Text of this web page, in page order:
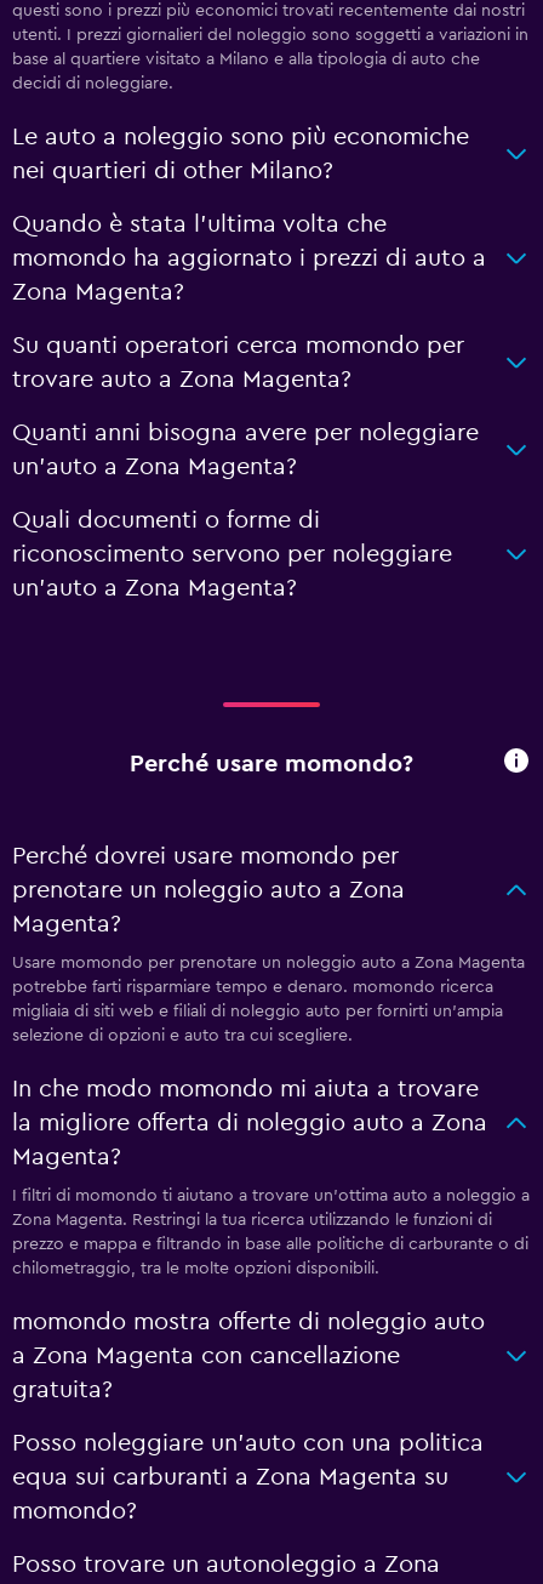
questi sono i prezzi più economici trovati recentemente dai nostri
utenti. I prezzi giornalieri del noleggio sono soggetti a variazioni in
base al quartiere visitato a Milano e alla tipologia di auto che
decidi di noleggiare.
Le auto a noleggio sono più economiche
nei quartieri di other Milano?
Quando è stata l'ultima volta che
momondo ha aggiornato i prezzi di auto a
Zona Magenta?
Su quanti operatori cerca momondo per
trovare auto a Zona Magenta?
Quanti anni bisogna avere per noleggiare
un'auto a Zona Magenta?
Quali documenti o forme di
riconoscimento servono per noleggiare
un'auto a Zona Magenta?
Perché usare momondo?
Perché dovrei usare momondo per
prenotare un noleggio auto a Zona
Magenta?
Usare momondo per prenotare un noleggio auto a Zona Magenta
potrebbe farti risparmiare tempo e denaro. momondo ricerca
migliaia di siti web e filiali di noleggio auto per fornirti un'ampia
selezione di opzioni e auto tra cui scegliere.
In che modo momondo mi aiuta a trovare
la migliore offerta di noleggio auto a Zona
Magenta?
I filtri di momondo ti aiutano a trovare un'ottima auto a noleggio a
Zona Magenta. Restringi la tua ricerca utilizzando le funzioni di
prezzo e mappa e filtrando in base alle politiche di carburante o di
chilometraggio, tra le molte opzioni disponibili.
momondo mostra offerte di noleggio auto
a Zona Magenta con cancellazione
gratuita?
Posso noleggiare un'auto con una politica
equa sui carburanti a Zona Magenta su
momondo?
Posso trovare un autonoleggio a Zona